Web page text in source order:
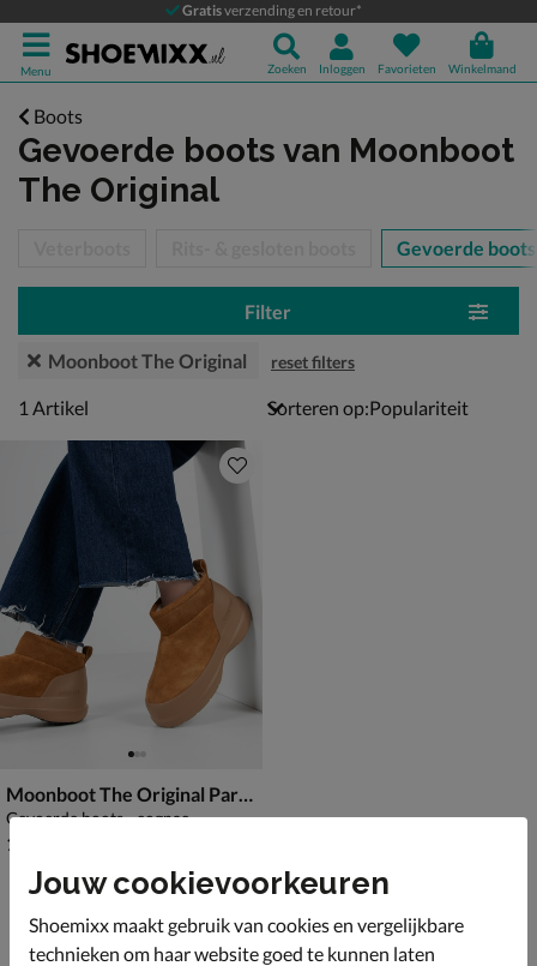
Gratisverzending en retour*
Menu Zoeken Inloggen Favorieten Winkelmand
Boots
Gevoerde boots van Moonboot
The Original
Gevoerde boots
Filter
Moonboot The Original reset filters
1 artikel
1 Artikel Sorteren op:
Moonboot The Original Park Soft Luna
Gevoerde boots - cognac
€ 194,99
194
Jouw cookievoorkeuren
Shoemixx maakt gebruik van cookies en vergelijkbare
technieken om haar website goed te kunnen laten